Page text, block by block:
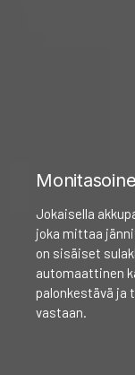
Jokaisella
joka mittaa
on sisäiset
automaattinen
palonkestävä ja
vastaan.